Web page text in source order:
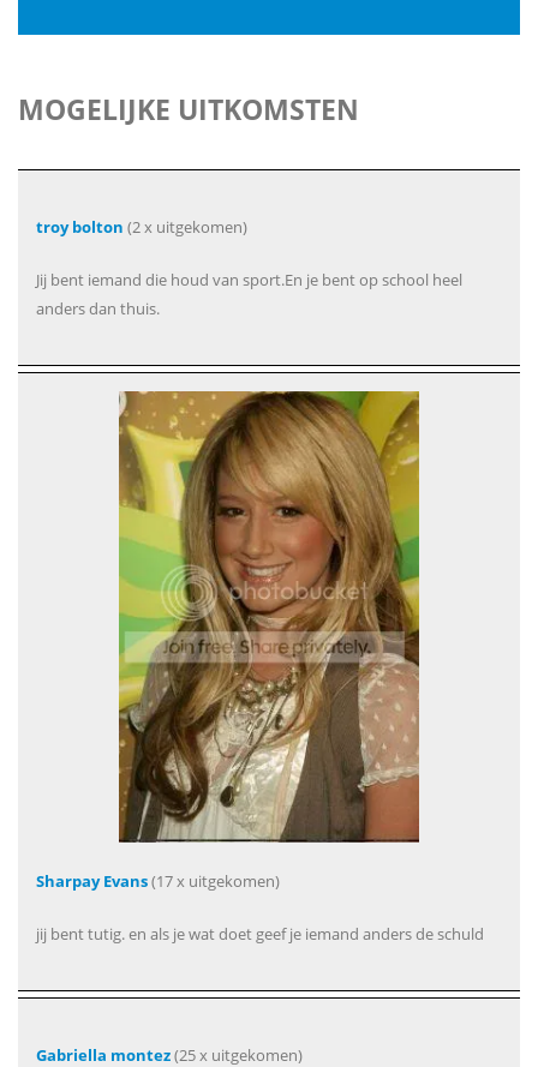
MOGELIJKE UITKOMSTEN
troy bolton (2 x uitgekomen)
Jij bent iemand die houd van sport.En je bent op school heel
anders dan thuis.
Sharpay Evans(17 x uitgekomen)
jij bent tutig. en als je wat doet geef je iemand anders de schuld
Gabriella montez(25 x uitgekomen)